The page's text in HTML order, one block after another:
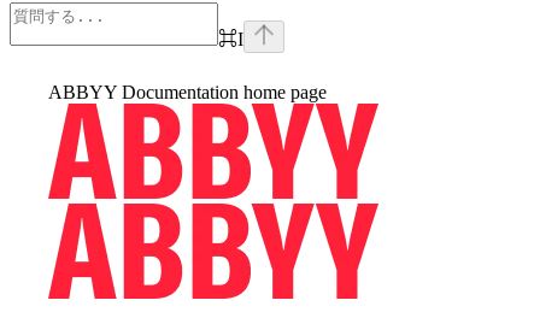
⌘I
ABBYY Documentation home page